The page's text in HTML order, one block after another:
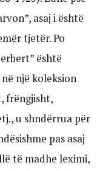
asaj i është
tjetër. Po
është
një koleksion
frëngjisht,
u shndërrua për
pas asaj
të madhe leximi,